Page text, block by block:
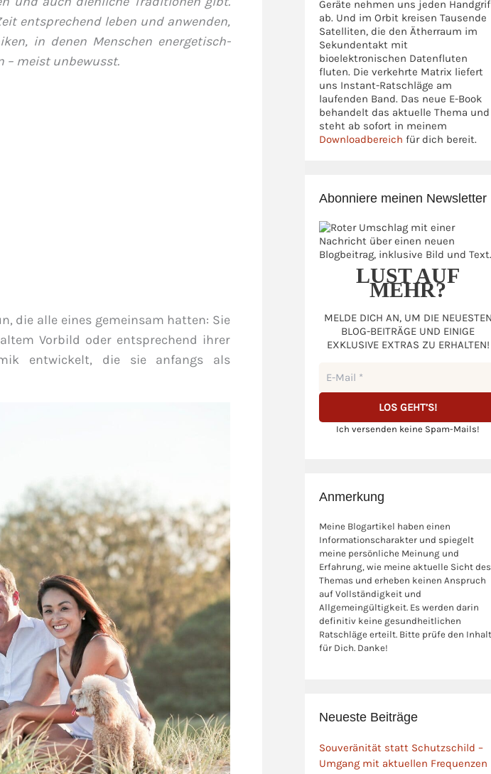
entsprechend leben und anwenden,
in denen Menschen energetisch-
– meist unbewusst.
die alle eines gemeinsam hatten: Sie
Vorbild oder entsprechend ihrer
entwickelt, die sie anfangs als
Geräte nehmen uns jeden
ab. Und im Orbit kreisen Tausende
Satelliten, die den Ätherraum im
Sekundentakt mit
bioelektronischen Datenfluten
fluten. Die verkehrte Matrix liefert
uns Instant-Ratschläge am
laufenden Band. Das neue E-Book
behandelt das aktuelle Thema und
steht ab sofort in meinem
Downloadbereich für dich bereit.
Abonniere meinen Newsletter
LUST AUF
MEHR?
MELDE DICH AN, UM DIE
BLOG-BEITRÄGE UND EINIGE
EXKLUSIVE EXTRAS ZU ERHALTEN!
Ich versenden keine Spam-Mails!
Anmerkung
Meine Blogartikel haben einen
Informationscharakter und spiegelt
meine persönliche Meinung und
Erfahrung, wie meine aktuelle Sicht des
Themas und erheben keinen Anspruch
auf Vollständigkeit und
Allgemeingültigkeit. Es werden darin
definitiv keine gesundheitlichen
Ratschläge erteilt. Bitte prüfe den Inhalt
für Dich. Danke!
Neueste Beiträge
Souveränität statt Schutzschild –
Umgang mit aktuellen Frequenzen